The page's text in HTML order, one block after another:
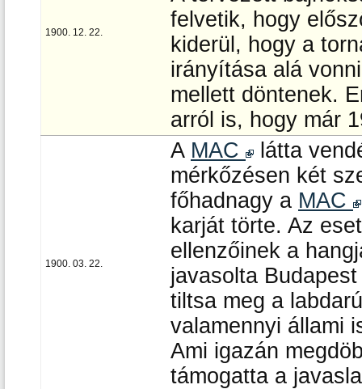
1900. 12. 22.
felvetik, hogy
kiderül, hogy a
irányítása alá
mellett döntenek.
arról is, hogy már
1900. 03. 22.
A MAC
látta
mérkőzésen két
főhadnagy a MAC
karját törte. Az
ellenzőinek a
javasolta
tiltsa meg a
valamennyi állami
Ami igazán
támogatta a